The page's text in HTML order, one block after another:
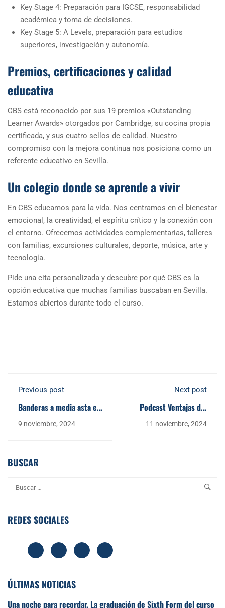
Key Stage 4: Preparación para IGCSE, responsabilidad
académica y toma de decisiones.
Key Stage 5: A Levels, preparación para estudios
superiores, investigación y autonomía.
Premios, certificaciones y calidad
educativa
CBS está reconocido por sus 19 premios «Outstanding
Learner Awards» otorgados por Cambridge, su cocina propia
certificada, y sus cuatro sellos de calidad. Nuestro
compromiso con la mejora continua nos posiciona como un
referente educativo en Sevilla.
Un colegio donde se aprende a vivir
En CBS educamos para la vida. Nos centramos en el bienestar
emocional, la creatividad, el espíritu crítico y la conexión con
el entorno. Ofrecemos actividades complementarias, talleres
con familias, excursiones culturales, deporte, música, arte y
tecnología.
Pide una cita personalizada y descubre por qué CBS es la
opción educativa que muchas familias buscaban en Sevilla.
Estamos abiertos durante todo el curso.
Previous post
Banderas a media asta en
CBS como muestra de
duelo y respeto por las
9 noviembre, 2024
Next post
Podcast Ventajas del
Sistema Educativo
Británico
11 noviembre, 2024
BUSCAR
REDES SOCIALES
ÚLTIMAS NOTICIAS
Una noche para recordar. La graduación de Sixth Form del curso